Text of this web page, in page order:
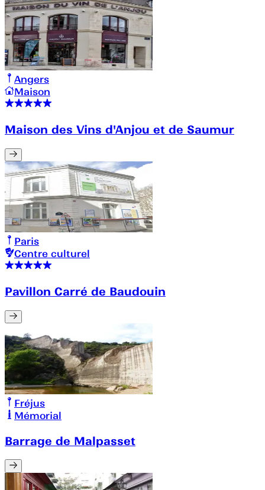
Angers
Maison
Maison des Vins d'Anjou et de Saumur
Paris
Centre culturel
Pavillon Carré de Baudouin
Fréjus
Mémorial
Barrage de Malpasset